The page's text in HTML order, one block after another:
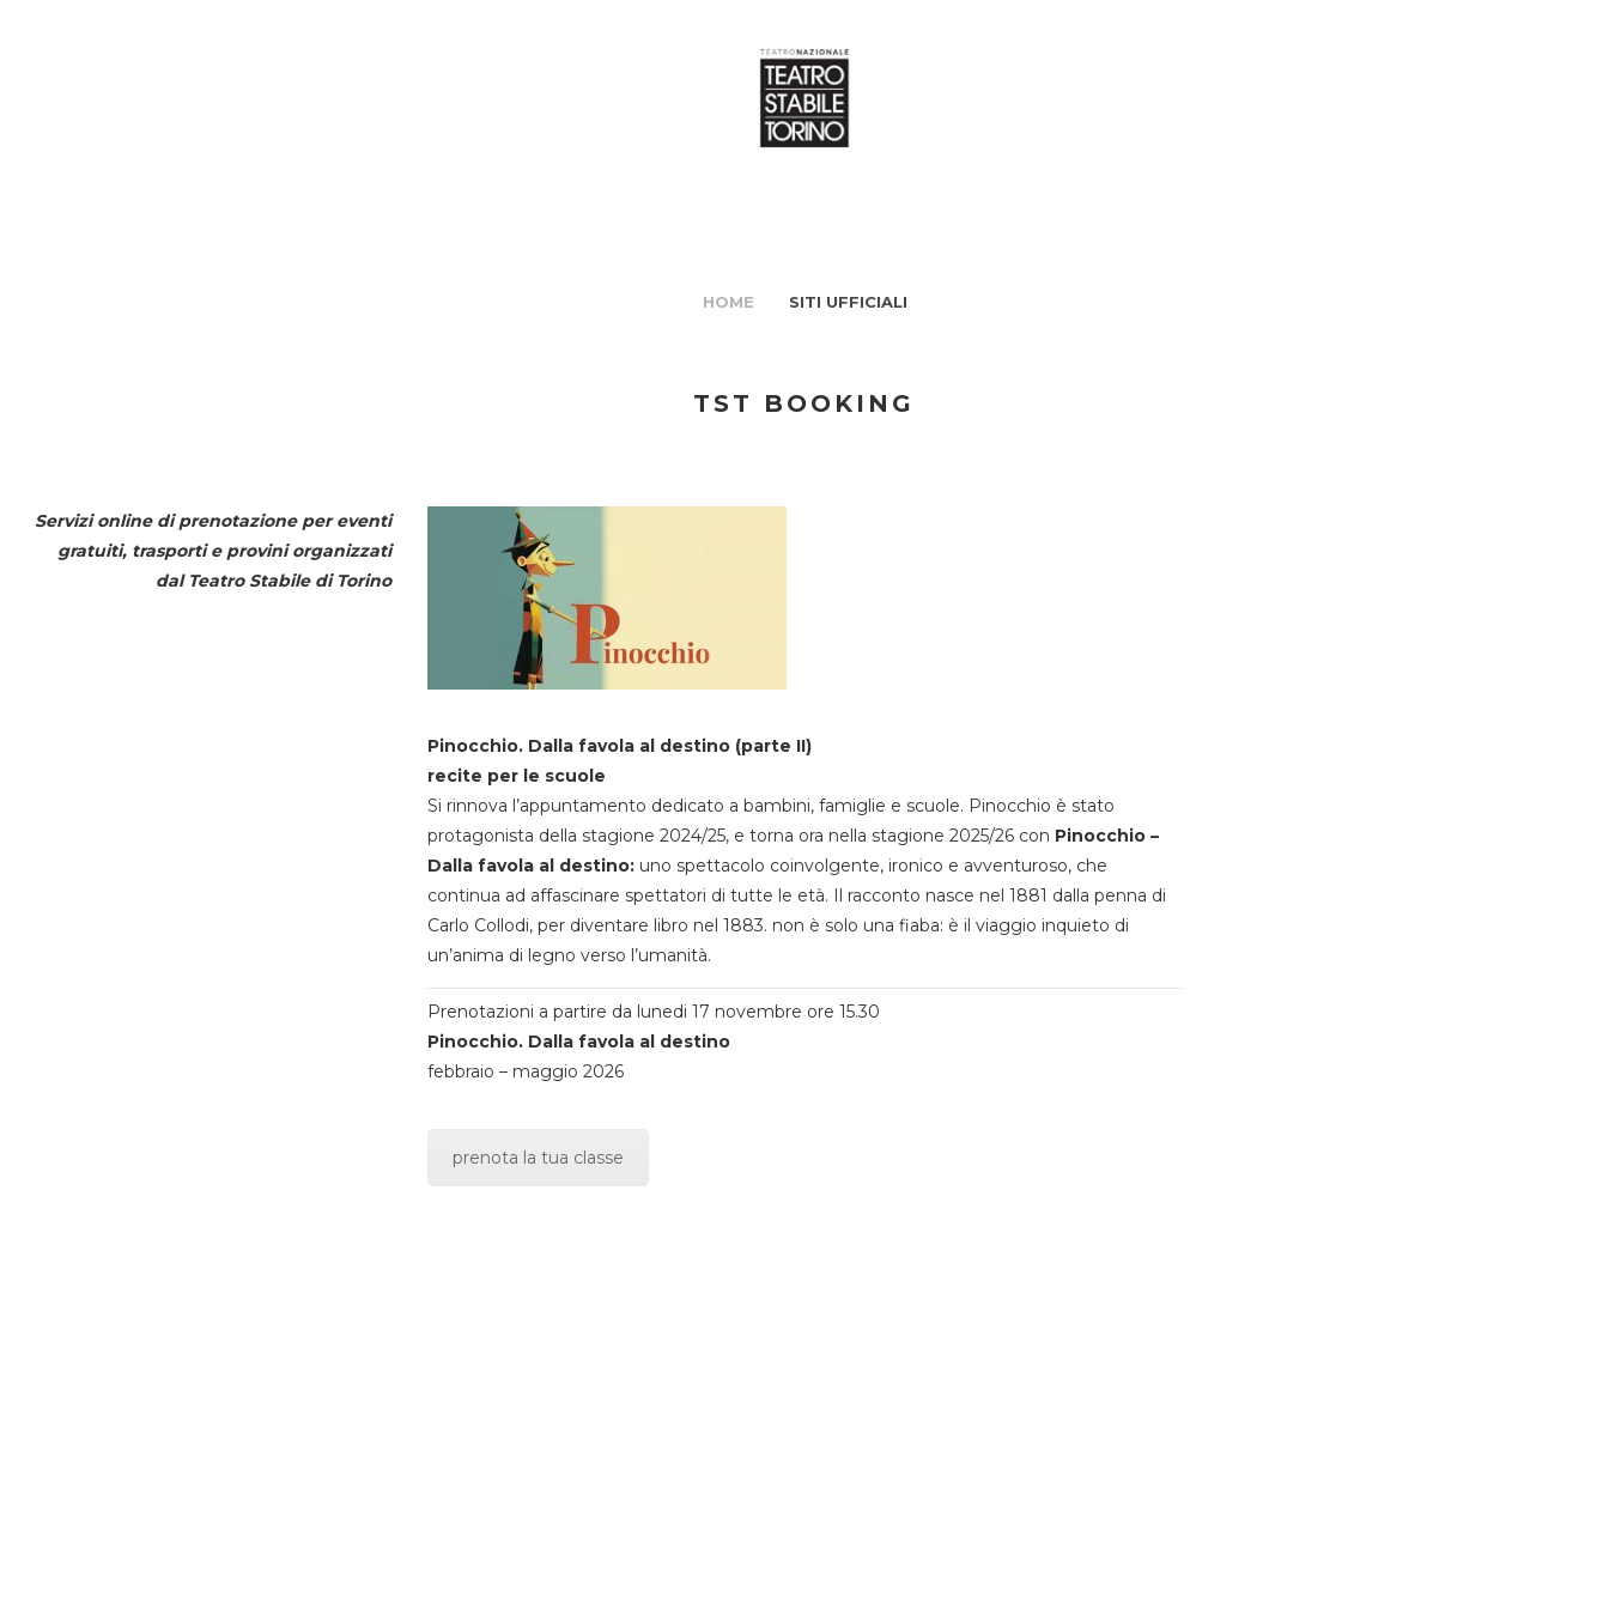
HOME SITI UFFICIALI
TST BOOKING
Servizi online di prenotazione per eventi
gratuiti, trasporti e provini organizzati
dal Teatro Stabile di Torino
Pinocchio. Dalla favola al destino (parte II)
recite per le scuole
Si rinnova l’appuntamento dedicato a bambini, famiglie e scuole. Pinocchio è stato
protagonista della stagione 2024/25, e torna ora nella stagione 2025/26 con Pinocchio –
Dalla favola al destino:uno spettacolo coinvolgente, ironico e avventuroso, che
continua ad affascinare spettatori di tutte le età. Il racconto nasce nel 1881 dalla penna di
Carlo Collodi, per diventare libro nel 1883. non è solo una fiaba: è il viaggio inquieto di
un’anima di legno verso l’umanità.
Prenotazioni a partire da lunedi 17 novembre ore 15.30
Pinocchio. Dalla favola al destino
febbraio – maggio 2026
prenota la tua classe